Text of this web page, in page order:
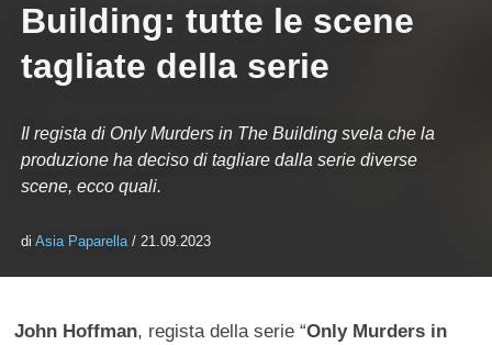
Building: tutte le scene
tagliate della serie
Il regista di Only Murders in The Building svela che la
produzione ha deciso di tagliare dalla serie diverse
scene, ecco quali.
diAsia Paparella/ 21.09.2023
John Hoffman, regista della serie “Only Murders in